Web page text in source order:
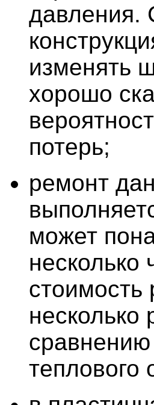
давления.
изменять
хорошо
потерь;
ремонт
может
несколько
стоимость
несколько
теплового